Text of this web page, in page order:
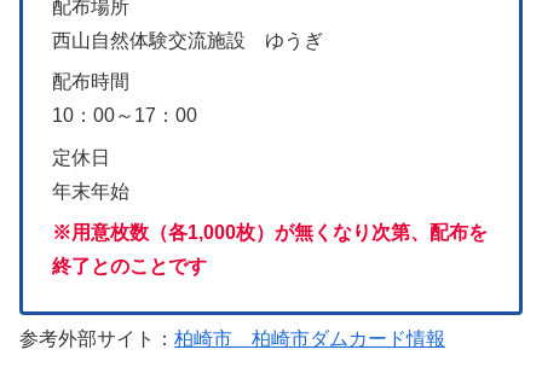
配布場所
西山自然体験交流施設 ゆうぎ
配布時間
10：00～17：00
定休日
年末年始
※用意枚数（各1,000枚）が無くなり次第、配布を
終了とのことです
参考外部サイト： 柏崎市 柏崎市ダムカード情報